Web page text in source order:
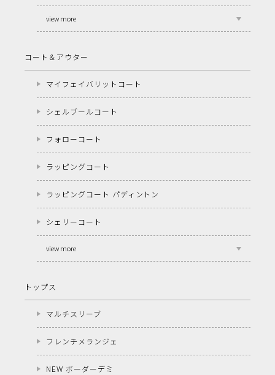
view more
コート＆アウター
マイフェイバリットコート
シェルブールコート
フォローコート
ラッピングコート
ラッピングコート パディントン
シェリーコート
view more
トップス
マルチスリーブ
フレンチメランジェ
NEW ボーダーデミ